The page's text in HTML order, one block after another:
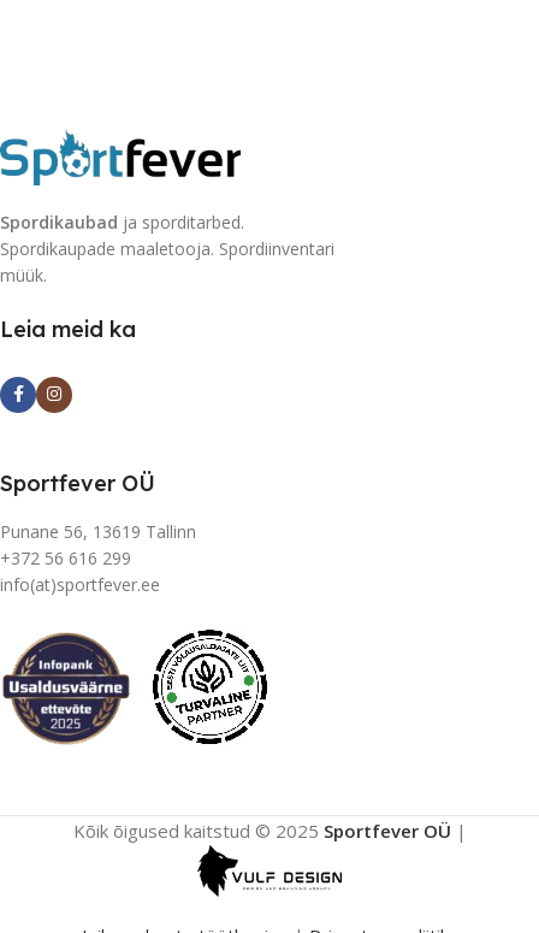
Spordikaubad ja sporditarbed.
Spordikaupade maaletooja. Spordiinventari
müük.
Leia meid ka
Sportfever OÜ
Punane 56, 13619 Tallinn
+372 56 616 299
info(at)sportfever.ee
Kõik õigused kaitstud © 2025 Sportfever OÜ |